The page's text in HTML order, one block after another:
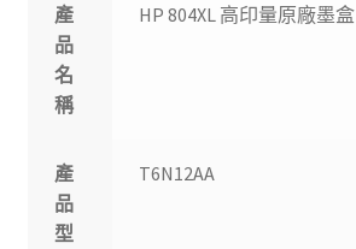
產
品
名
稱
HP 804XL 高印量原廠墨盒
產
品
型
T6N12AA